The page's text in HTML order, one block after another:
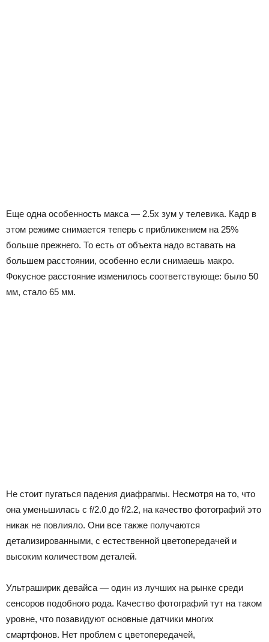
Еще одна особенность макса — 2.5х зум у телевика. Кадр в
этом режиме снимается теперь с приближением на 25%
больше прежнего. То есть от объекта надо вставать на
большем расстоянии, особенно если снимаешь макро.
Фокусное расстояние изменилось соответствующе: было 50
мм, стало 65 мм.
Не стоит пугаться падения диафрагмы. Несмотря на то, что
она уменьшилась с f/2.0 до f/2.2, на качество фотографий это
никак не повлияло. Они все также получаются
детализированными, с естественной цветопередачей и
высоким количеством деталей.
Ультраширик девайса — один из лучших на рынке среди
сенсоров подобного рода. Качество фотографий тут на таком
уровне, что позавидуют основные датчики многих
смартфонов. Нет проблем с цветопередачей,